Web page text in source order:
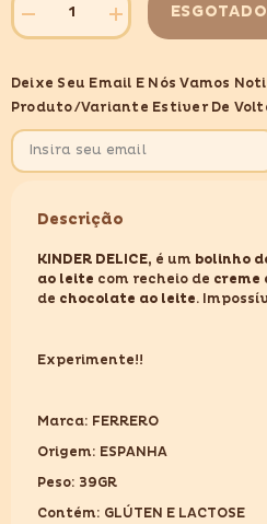
Diminuir
quantidade
DELICE
39GR
Aumentar
quantidade
DELICE
39GR
ESGOTADO
Deixe Seu Email E Nós Vamos
Produto/variante Estiver De
Descrição
KINDER DELICE, é um bolinho
ao leite com recheio de creme
de chocolate ao leite.
Experimente!!
Marca: FERRERO
Origem: ESPANHA
Peso: 39GR
Contém: GLÚTEN E LACTOSE